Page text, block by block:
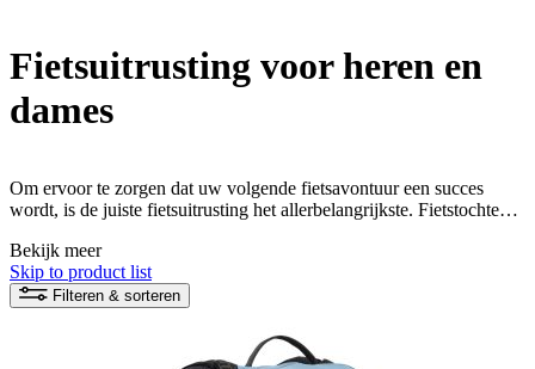
Fietsuitrusting voor heren en
dames
Om ervoor te zorgen dat uw volgende fietsavontuur een succes
wordt, is de juiste fietsuitrusting het allerbelangrijkste. Fietstochten,
met de fiets is lang. Bij VAUDE in de winkel vindt u duurzaam en
eerlijk geproduceerde fietsuitrusting, van fietstassen en
fietsrugzakken tot handige fietsaccessoires.
Bekijk meer
Skip to product list
Filteren & sorteren